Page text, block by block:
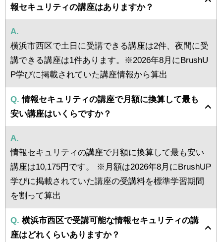
報セキュリティの講座はありますか？
A.
横浜市西区で土日に受講できる講座は2件、夜間に受
講できる講座は1件あります。※2026年8月にBrushU
P学びに掲載されていた講座情報から算出
Q. 情報セキュリティの講座で月額に換算して最も
安い講座はいくらですか？
A.
情報セキュリティの講座で月額に換算して最も安い
講座は10,175円です。 ※月額は2026年8月にBrushUP
学びに掲載されていた講座の受講料を標準学習期間
を割って算出
Q. 横浜市西区で受講可能な情報セキュリティの講
座はどれくらいありますか？